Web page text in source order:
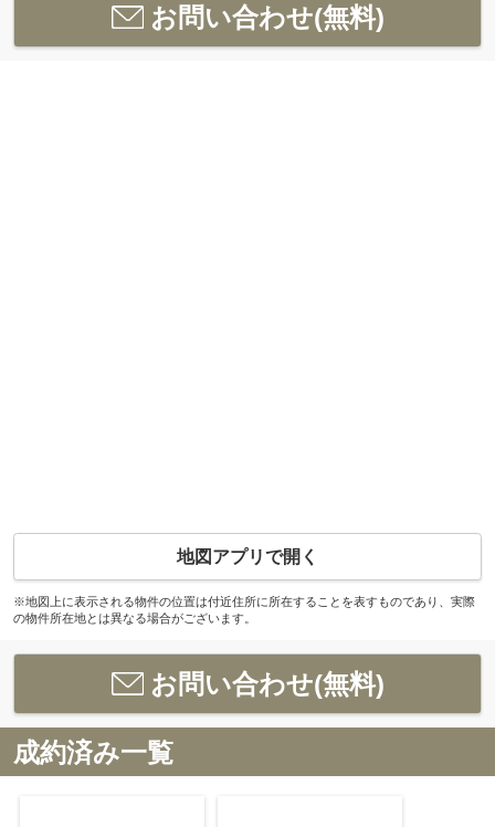
お問い合わせ(無料)
地図アプリで開く
※地図上に表示される物件の位置は付近住所に所在することを表すものであり、実際
の物件所在地とは異なる場合がございます。
お問い合わせ(無料)
成約済み一覧